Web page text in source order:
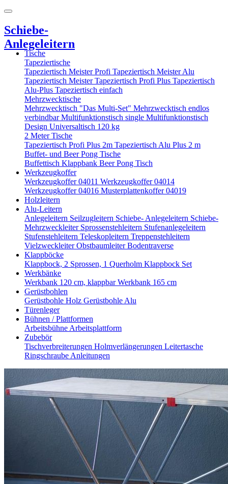
Schiebe-
Anlegeleitern
Tische
Tapeziertische
Tapeziertisch Meister Profi Tapeziertisch Meister Alu
Tapeziertisch MeisterTapeziertisch Profi Plus Tapeziertisch
Alu-Plus Tapeziertisch einfach
Mehrzwecktische
Mehrzwecktisch "Das Multi-Set" Mehrzwecktisch endlos
verbindbarMultifunktionstisch single Multifunktionstisch
Design Universaltisch 120 kg
2 Meter Tische
Tapeziertisch Profi Plus 2m Tapeziertisch Alu Plus 2 m
Buffet- und Beer Pong Tische
Buffettisch Klappbank Beer Pong Tisch
Werkzeugkoffer
Werkzeugkoffer 04011 Werkzeugkoffer 04014
Werkzeugkoffer 04016 Musterplattenkoffer 04019
Holzleitern
Alu-Leitern
Anlegeleitern Seilzugleitern Schiebe- Anlegeleitern Schiebe-
Mehrzweckleiter Sprossenstehleitern Stufenanlegeleitern
Stufenstehleitern Teleskopleitern Treppenstehleitern
VielzweckleiterObstbaumleiterBodentraverse
Klappböcke
Klappbock, 2 Sprossen, 1 Querholm Klappbock Set
Werkbänke
Werkbank 120 cm, klappbarWerkbank 165 cm
Gerüstbohlen
Gerüstbohle Holz Gerüstbohle Alu
Türenleger
Bühnen / Plattformen
Arbeitsbühne Arbeitsplattform
Zubebör
Tischverbreiterungen Holmverlängerungen Leitertasche
Ringschraube Anleitungen